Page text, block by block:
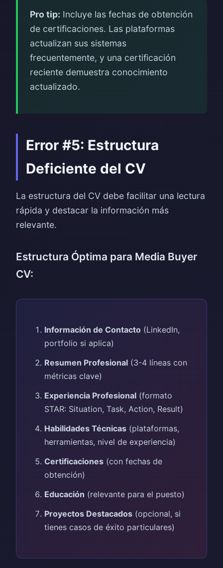
Pro tip: Incluye las fechas de obtención
de certificaciones. Las plataformas
actualizan sus sistemas
frecuentemente, y una certificación
reciente demuestra conocimiento
actualizado.
Error #5: Estructura
Deficiente del CV
La estructura del CV debe facilitar una lectura
rápida y destacar la información más
relevante.
Estructura Óptima para Media Buyer
CV:
Información de Contacto (LinkedIn,
portfolio si aplica)
Resumen Profesional (3-4 líneas con
métricas clave)
Experiencia Profesional (formato
STAR: Situation, Task, Action, Result)
Habilidades Técnicas (plataformas,
herramientas, nivel de experiencia)
Certificaciones (con fechas de
obtención)
Educación (relevante para el puesto)
Proyectos Destacados (opcional, si
tienes casos de éxito particulares)